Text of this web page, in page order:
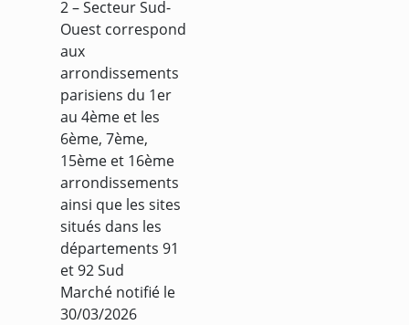
2 – Secteur Sud-
Ouest correspond
aux
arrondissements
parisiens du 1er
au 4ème et les
6ème, 7ème,
15ème et 16ème
arrondissements
ainsi que les sites
situés dans les
départements 91
et 92 Sud
Marché notifié le
30/03/2026